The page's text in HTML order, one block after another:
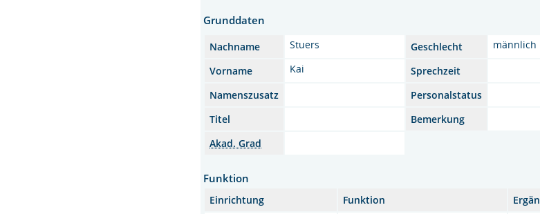
Grunddaten
Nachname Stuers Geschlecht
männlich
Vorname
Kai
Sprechzeit
Namenszusatz
Personalstatus
Titel
Bemerkung
Akad. Grad
Funktion
Einrichtung Funktion